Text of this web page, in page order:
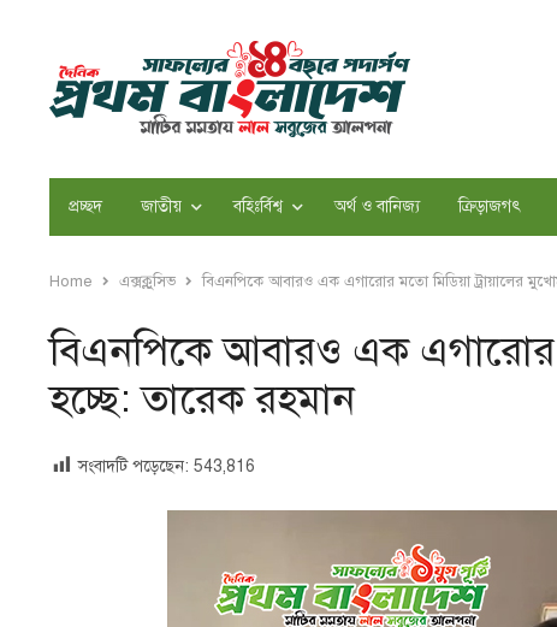
প্রচ্ছদ জাতীয় বহিঃর্বিশ্ব অর্থ ও বানিজ্য ক্রিড়াজগৎ
Home এক্সক্লুসিভ বিএনপিকে আবারও এক এগারোর মতো মিডিয়া ট্রায়ালের
বিএনপিকে আবারও এক এগারোর
হচ্ছে: তারেক রহমান
সংবাদটি পড়েছেন: 543,816